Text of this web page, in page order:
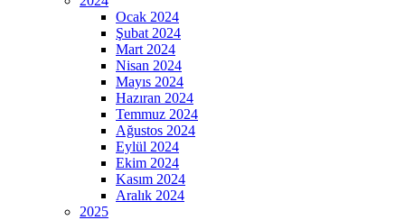
Ocak 2024
Şubat 2024
Mart 2024
Nisan 2024
Mayıs 2024
Hazıran 2024
Temmuz 2024
Ağustos 2024
Eylül 2024
Ekim 2024
Kasım 2024
Aralık 2024
2025